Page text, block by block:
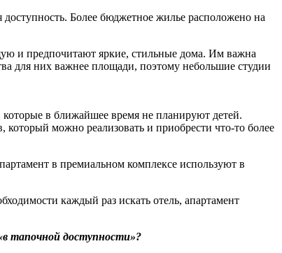
Более бюджетное жилье расположено на
и предпочитают яркие, стильные дома. Им важна
для них важнее площади, поэтому небольшие студии
в ближайшее время не планируют детей.
можно реализовать и приобрести что-то более
в премиальном комплексе используют в
каждый раз искать отель, апартамент
тапочной доступности»?